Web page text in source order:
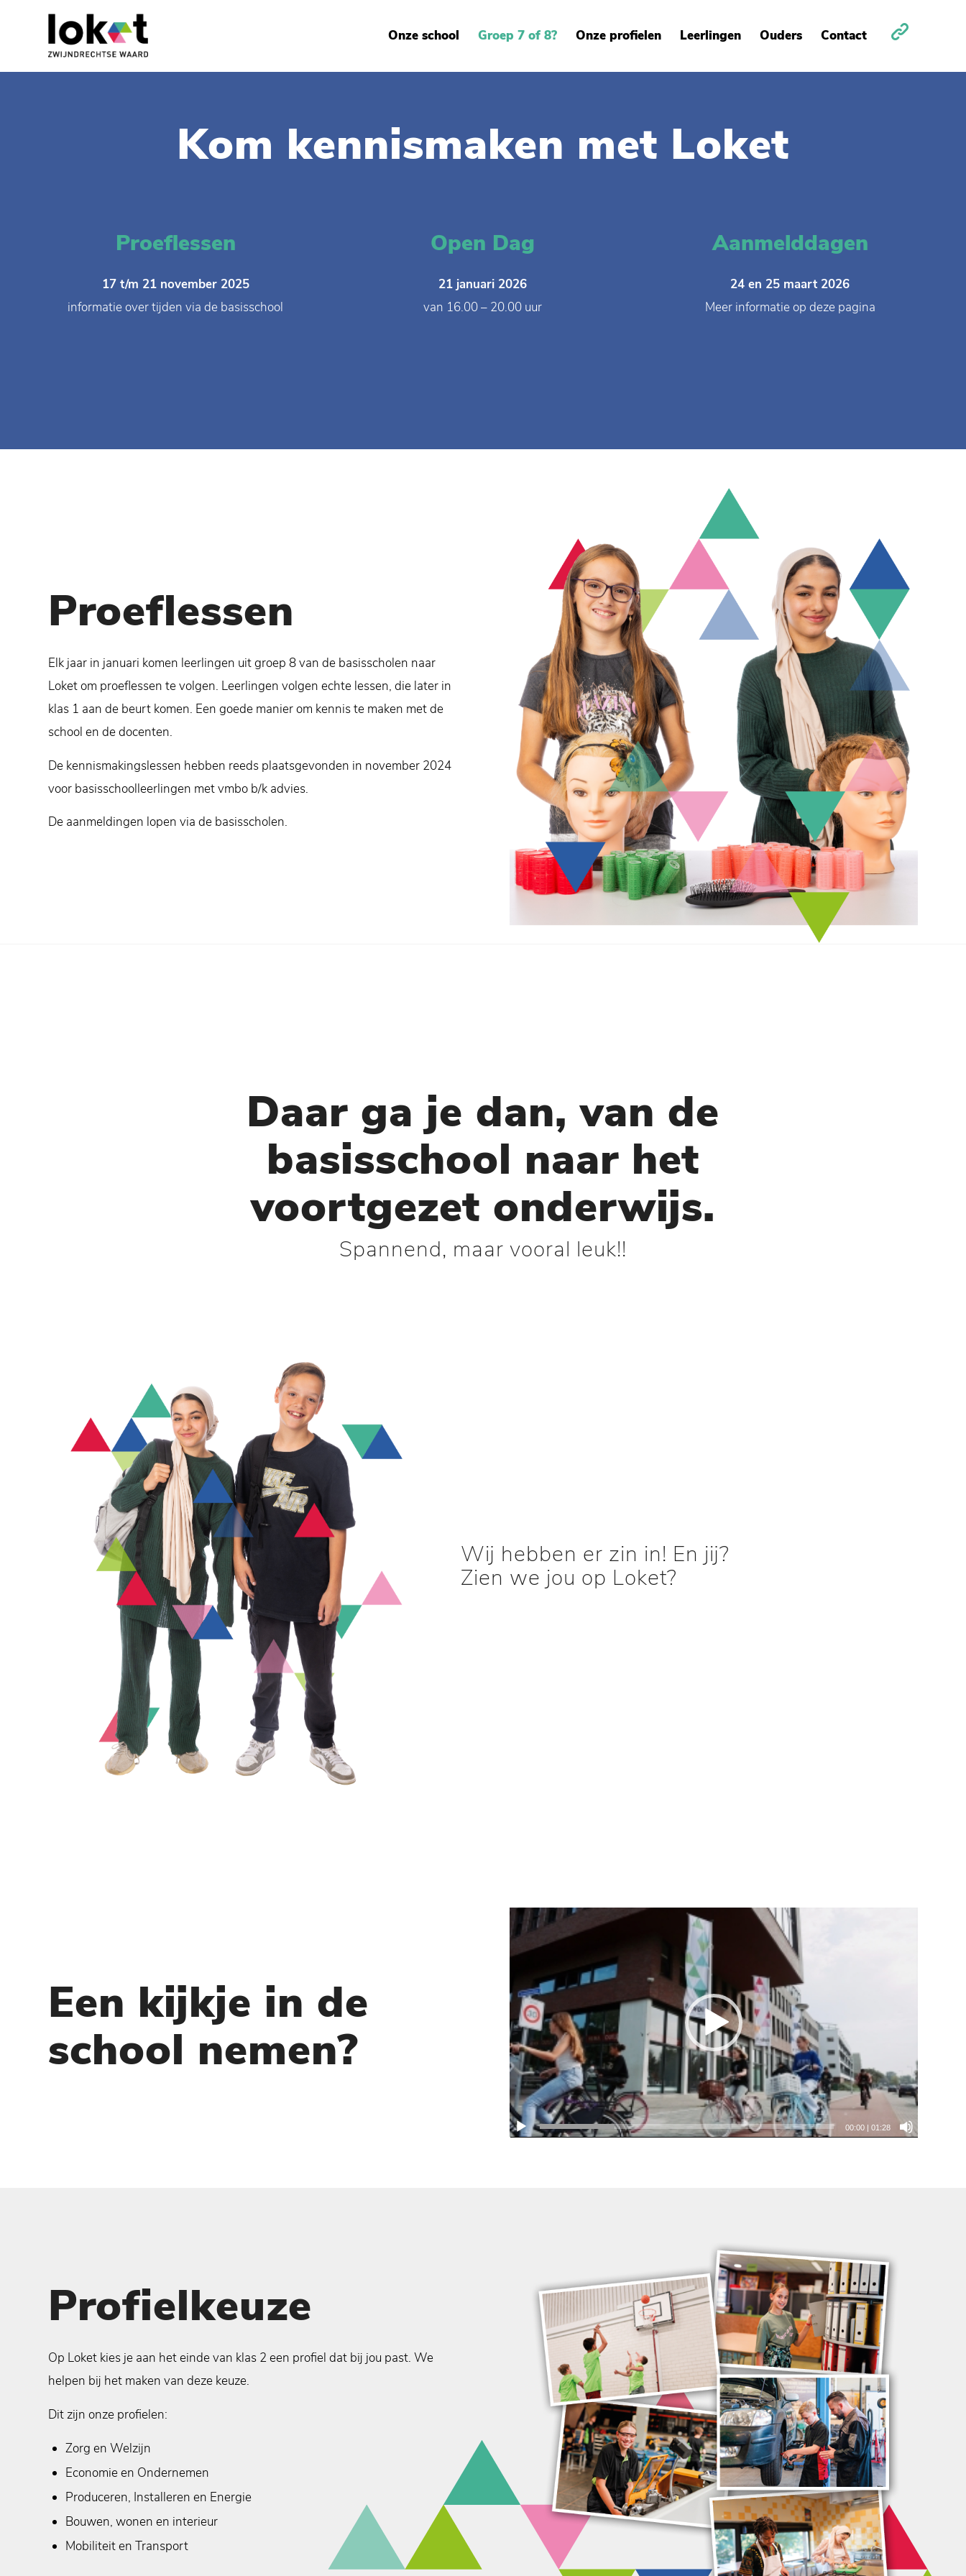
Onze school Groep 7 of 8? Onze profielen Leerlingen Ouders Contact
Kom kennismaken met Loket
Proeflessen
17 t/m 21 november 2025
informatie over tijden via de basisschool
Open Dag
21 januari 2026
van 16.00 – 20.00 uur
Aanmelddagen
24 en 25 maart 2026
Meer informatie op deze pagina
Proeflessen
Elk jaar in januari komen leerlingen uit groep 8 van de basisscholen naar
Loket om proeflessen te volgen. Leerlingen volgen echte lessen, die later in
klas 1 aan de beurt komen. Een goede manier om kennis te maken met de
school en de docenten.
De kennismakingslessen hebben reeds plaatsgevonden in november 2024
voor basisschoolleerlingen met vmbo b/k advies.
De aanmeldingen lopen via de basisscholen.
Daar ga je dan, van de
basisschool naar het
voortgezet onderwijs.
Spannend, maar vooral leuk!!
Wij hebben er zin in! En jij?
Zien we jou op Loket?
Een kijkje in de
school nemen?
00:00 01:28
Profielkeuze
Op Loket kies je aan het einde van klas 2 een profiel dat bij jou past. We
helpen bij het maken van deze keuze.
Dit zijn onze profielen:
Zorg en Welzijn
Economie en Ondernemen
Produceren, Installeren en Energie
Bouwen, wonen en interieur
Mobiliteit en Transport